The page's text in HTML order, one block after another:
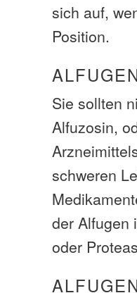
sich auf,
Position.
Sie sollten
Alfuzosin,
schweren
der Alfugen
oder